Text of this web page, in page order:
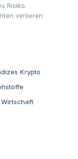
Risiko.
verlieren
Krypto
Wirtschaft